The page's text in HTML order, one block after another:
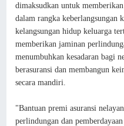
dimaksudkan untuk
dalam rangka keberlangsungan
kelangsungan hidup keluarga
memberikan jaminan
menumbuhkan kesadaran bagi
berasuransi dan membangun
secara mandiri.
"Bantuan premi asuransi
perlindungan dan